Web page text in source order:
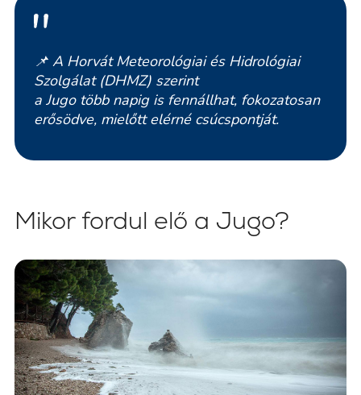
📌 A Horvát Meteorológiai és Hidrológiai
Szolgálat (DHMZ) szerint
a Jugo több napig is fennállhat, fokozatosan
erősödve, mielőtt elérné csúcspontját.
Mikor fordul elő a Jugo?